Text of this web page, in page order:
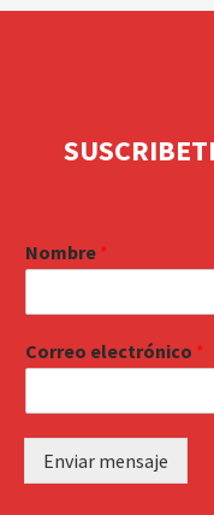
Nombre *
Correo electrónico *
Enviar mensaje